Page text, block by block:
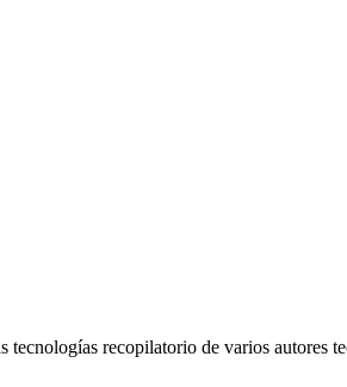
tecnologías recopilatorio de varios autores